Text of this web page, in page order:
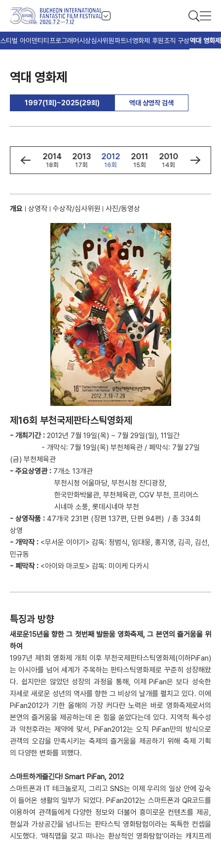
티벌 아이덴티티 프로그래머시상심사위원파트너 영화제 후원조직 구성역대 영화제
역대 영화제
1997(1회)~2025(29회) 역대 상영작 검색
2015
19회
2014
18회
2013
17회
2012
16회
2011
15회
2010
14회
2009
13회
개요 상영작 수상작/심사위원 사진/동영상
제16회 부천국제판타스틱영화제
- 개최기간 : 2012년 7월 19일(목) ~ 7월 29일(일), 11일간
- 개막식: 7월 19일(목) 부천체육관 / 폐막식: 7월 27일
(금) 부천체육관
- 주요상영관 : 7개소 13개관
부천시청 어울마당, 부천시청 잔디광장,
한국만화박물관, 부천체육관, CGV 부천, 프리머스
시네마 소풍, 롯데시네마 부천
- 상영작품 : 47개국 231편 (장편 137편, 단편 94편) / 총 334회
상영
- 개막작 : <무서운 이야기> 감독: 정범식, 임대웅, 홍지영, 김곡, 김선,
민규동
- 폐막작 : <아이와 마코토> 감독: 미이케 다카시
특징과 방향
새로운15년을 향한 그 첫번째 발돋움 영화축제, 그 본연의 즐거움을 위
하여
1997년 제1회 영화제 개최 이후 부천국제판타스틱영화제(이하PiFan)
는 아시아를 넘어 세계가 주목하는 판타스틱영화제로 꾸준히 성장해왔
다. 쉽지만은 않았던 성장의 과정을 통해, 이제 PiFan은 보다 성숙한
자세로 새로운 성년의 역사를 향한 그 비상의 날개를 펼치고 있다. 이에
PiFan2012가 기한 올해의 가장 커다란 노력은 바로 영화축제로서의
본연의 즐거움을 제공하는데 온 힘을 쏟았다는데 있다. 지역적 특수성
과 악천후라는 제약에 맞서, PiFan2012는 오직 PiFan만의 방식으로
관객의 오감을 만족시키는 축제의 즐거움을 제공하기 위해 축제 기획
의 다양한 변화를 꾀했다.
스마트하게즐긴다! Smart PiFan, 2012
스마트폰과 IT 테크놀로지, 그리고 SNS는 이제 우리의 일상 안에 깊숙
이 들어온 생활의 일부가 되었다. PiFan2012는 스마트폰과 QR코드를
이용하여 관객들에게 다양한 정보와 더불어 흥미로운 컨텐츠를 제공,
현실과 가상공간을 넘나드는 판타스틱 영화탐험이라는 독특한 컨셉을
시도했다. ‘매직맵을 갖고 떠나는 환상적인 영화탐험’이라는 캐치프레